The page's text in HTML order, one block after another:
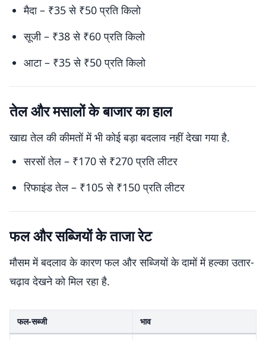
मैदा – ₹35 से ₹50 प्रति किलो
सूजी – ₹38 से ₹60 प्रति किलो
आटा – ₹35 से ₹50 प्रति किलो
तेल और मसालों के बाजार का हाल
खाद्य तेल की कीमतों में भी कोई बड़ा बदलाव नहीं देखा गया है.
सरसों तेल – ₹170 से ₹270 प्रति लीटर
रिफाइंड तेल – ₹105 से ₹150 प्रति लीटर
फल और सब्जियों के ताजा रेट
मौसम में बदलाव के कारण फल और सब्जियों के दामों में हल्का उतार-
चढ़ाव देखने को मिल रहा है.
फल-सब्जी भाव